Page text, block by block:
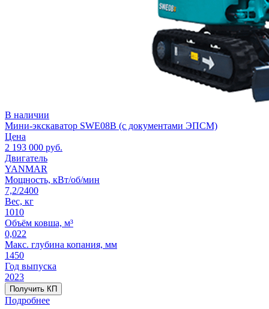
В наличии
Мини-экскаватор SWE08B (с документами ЭПСМ)
Цена
2 193 000 руб.
Двигатель
YANMAR
Мощность, кВт/об/мин
7,2/2400
Вес, кг
1010
Объём ковша, м³
0,022
Макс. глубина копания, мм
1450
Год выпуска
2023
Получить КП
Подробнее